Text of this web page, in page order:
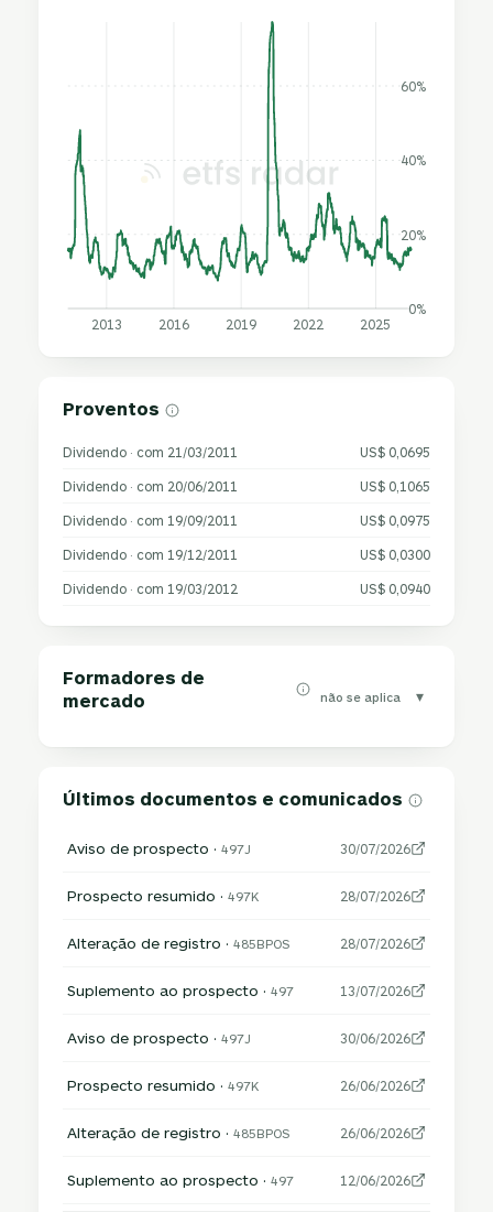
0%
20%
40%
60%
2013 2016 2019 2022 2025
Proventos
Dividendo · com 21/03/2011 US$ 0,0695
Dividendo · com 20/06/2011 US$ 0,1065
Dividendo · com 19/09/2011 US$ 0,0975
Dividendo · com 19/12/2011 US$ 0,0300
Dividendo · com 19/03/2012 US$ 0,0940
Formadores de
mercado
não se aplica ▾
Últimos documentos e comunicados
Aviso de prospecto ·497J 30/07/2026
Prospecto resumido ·497K 28/07/2026
Alteração de registro ·485BPOS 28/07/2026
Suplemento ao prospecto ·497 13/07/2026
Aviso de prospecto ·497J 30/06/2026
Prospecto resumido ·497K 26/06/2026
Alteração de registro ·485BPOS 26/06/2026
Suplemento ao prospecto ·497 12/06/2026